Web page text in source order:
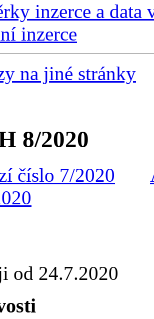
inzerce a data
inzerce
na jiné stránky
8/2020
číslo 7/2020
od 24.7.2020